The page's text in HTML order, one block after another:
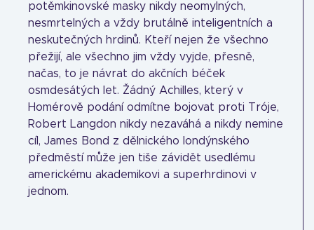
potěmkinovské masky nikdy neomylných,
nesmrtelných a vždy brutálně inteligentních a
neskutečných hrdinů. Kteří nejen že všechno
přežijí, ale všechno jim vždy vyjde, přesně,
načas, to je návrat do akčních béček
osmdesátých let. Žádný Achilles, který v
Homérově podání odmítne bojovat proti Tróje,
Robert Langdon nikdy nezaváhá a nikdy nemine
cíl, James Bond z dělnického londýnského
předměstí může jen tiše závidět usedlému
americkému akademikovi a superhrdinovi v
jednom.